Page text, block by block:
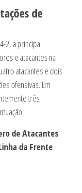
de
2, a principal
e atacantes na
atacantes e dois
ofensivas. Em
três
de Atacantes
da Frente